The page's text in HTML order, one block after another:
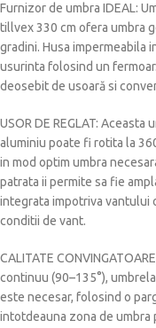
Furnizor de umbra IDEAL:
tillvex 330 cm ofera umbra
gradini. Husa impermeabila
usurinta folosind un
deosebit de usoară si
USOR DE REGLAT:
aluminiu poate fi rotita la
in mod optim umbra
patrata ii permite sa fie
integrata impotriva vantului
conditii de vant.
CALITATE
continuu (90–135°),
este necesar, folosind o
intotdeauna zona de umbra